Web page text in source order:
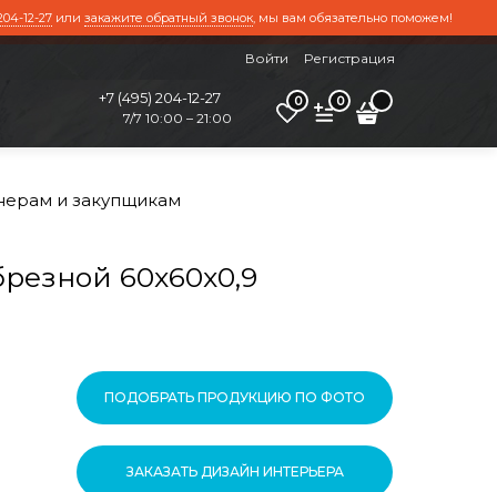
12-27 или закажите обратный звонок, мы вам обязательно поможем!
Войти Регистрация
+7 (495) 204-12-27
7/7 10:00 – 21:00
0 0
и закупщикам
60x60x0,9
ПОДОБРАТЬ ПРОДУКЦИЮ ПО ФОТО
ЗАКАЗАТЬ ДИЗАЙН ИНТЕРЬЕРА